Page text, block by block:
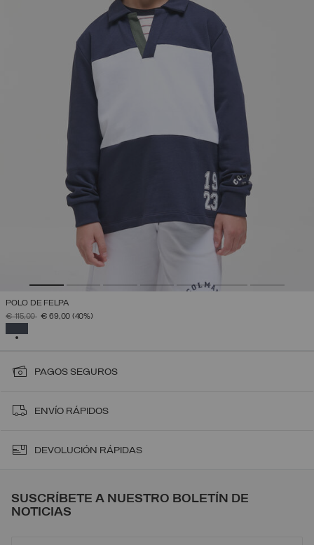
POLO DE FELPA
PRECIO REBAJADO DE
€ 115,00A€ 69,00 (40%)
PAGOS SEGUROS
ENVÍO RÁPIDOS
DEVOLUCIÓN RÁPIDAS
SUSCRÍBETE A NUESTRO BOLETÍN DE
NOTICIAS